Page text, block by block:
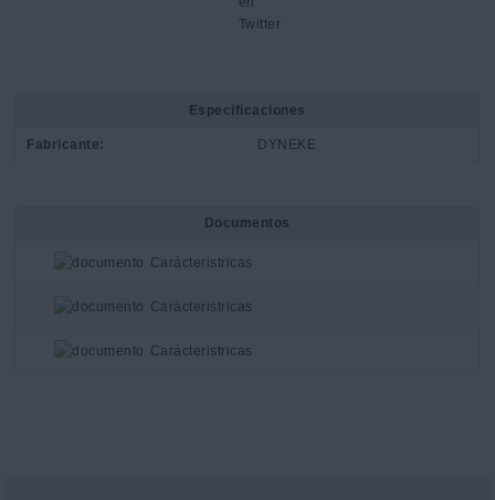
Especificaciones
Fabricante: DYNEKE
Documentos
Carácteristricas
Carácteristricas
Carácteristricas